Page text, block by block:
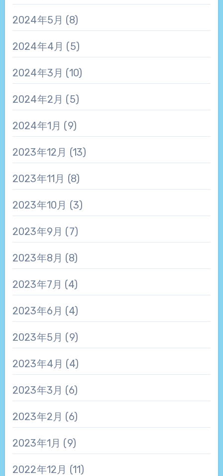
2024年5月 (8)
2024年4月 (5)
2024年3月 (10)
2024年2月 (5)
2024年1月 (9)
2023年12月 (13)
2023年11月 (8)
2023年10月 (3)
2023年9月 (7)
2023年8月 (8)
2023年7月 (4)
2023年6月 (4)
2023年5月 (9)
2023年4月 (4)
2023年3月 (6)
2023年2月 (6)
2023年1月 (9)
2022年12月 (11)